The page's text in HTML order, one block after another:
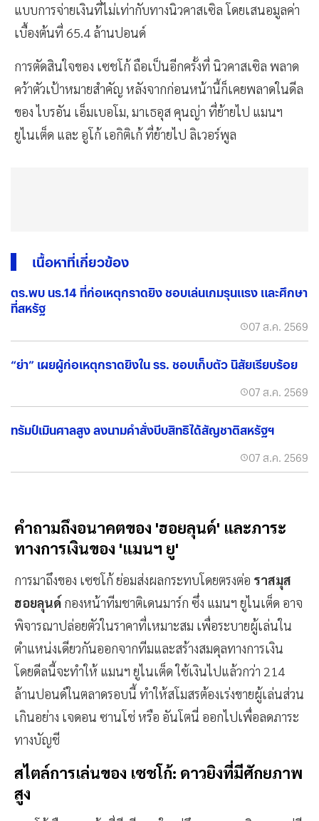
แบบการจ่ายเงินที่ไม่เท่ากับทางนิวคาสเซิล โดยเสนอมูลค่า
เบื้องต้นที่ 65.4 ล้านปอนด์
การตัดสินใจของ เซชโก้ ถือเป็นอีกครั้งที่ นิวคาสเซิล พลาด
คว้าตัวเป้าหมายสำคัญ หลังจากก่อนหน้านี้ก็เคยพลาดในดีล
ของ ไบรอัน เอ็มเบอโม, มาเธอุส คุนญ่า ที่ย้ายไป แมนฯ
ยูไนเต็ด และ อูโก้ เอกิติเก้ ที่ย้ายไป ลิเวอร์พูล
เนื้อหาที่เกี่ยวข้อง
ตร.พบ นร.14 ที่ก่อเหตุกราดยิง ชอบเล่นเกมรุนแรง และศึกษา
ที่สหรัฐ
07 ส.ค. 2569
“ย่า” เผยผู้ก่อเหตุกราดยิงใน รร. ชอบเก็บตัว นิสัยเรียบร้อย
07 ส.ค. 2569
ทรัมป์เมินศาลสูง ลงนามคำสั่งบีบสิทธิได้สัญชาติสหรัฐฯ
07 ส.ค. 2569
คำถามถึงอนาคตของ 'ฮอยลุนด์' และภาระ
ทางการเงินของ 'แมนฯ ยู'
การมาถึงของ เซชโก้ ย่อมส่งผลกระทบโดยตรงต่อ ราสมุส
ฮอยลุนด์ กองหน้าทีมชาติเดนมาร์ก ซึ่ง แมนฯ ยูไนเต็ด อาจ
พิจารณาปล่อยตัวในราคาที่เหมาะสม เพื่อระบายผู้เล่นใน
ตำแหน่งเดียวกันออกจากทีมและสร้างสมดุลทางการเงิน
โดยดีลนี้จะทำให้ แมนฯ ยูไนเต็ด ใช้เงินไปแล้วกว่า 214
ล้านปอนด์ในตลาดรอบนี้ ทำให้สโมสรต้องเร่งขายผู้เล่นส่วน
เกินอย่าง เจดอน ซานโช่ หรือ อันโตนี่ ออกไปเพื่อลดภาระ
ทางบัญชี
สไตล์การเล่นของ เซชโก้: ดาวยิงที่มีศักยภาพ
สูง